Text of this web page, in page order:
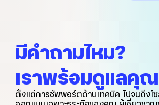
มีคำถามไหม?
เราพร้อมดูแลคุณ
ตั้งแต่การซัพพอร์ตด้านเทคนิค ไปจนถึงโ